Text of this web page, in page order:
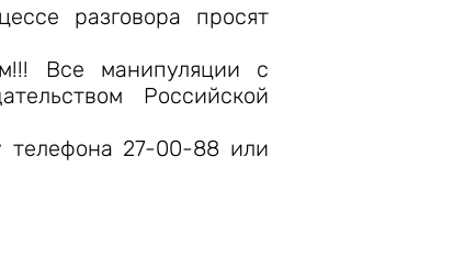
разговора просят
Все манипуляции с
Российской
телефона 27-00-88 или